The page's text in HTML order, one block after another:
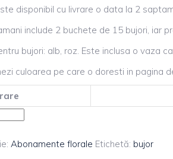
disponibil cu livrare o data la 2
include 2 buchete de 15 bujori, iar
bujori: alb, roz. Este inclusa o vaza
culoarea pe care o doresti in pagina
Abonamente florale Etichetă: bujor